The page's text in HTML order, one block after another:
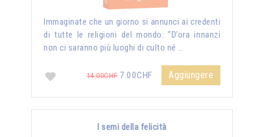
Immaginate che un giorno si annunci ai credenti
di tutte le religioni del mondo: "D’ora innanzi
non ci saranno più luoghi di culto né …
14.00CHF7.00CHF Aggiungere
I semi della felicità